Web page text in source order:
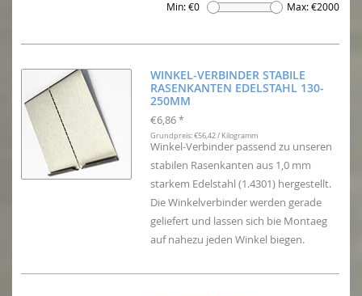
Min: €0 Max: €2000
WINKEL-VERBINDER STABILE
RASENKANTEN EDELSTAHL 130-
250MM
€6,86 *
Grundpreis: €56,42 / Kilogramm
Winkel-Verbinder passend zu unseren
stabilen Rasenkanten aus 1,0 mm
starkem Edelstahl (1.4301) hergestellt.
Die Winkelverbinder werden gerade
geliefert und lassen sich bie Montaeg
auf nahezu jeden Winkel biegen.